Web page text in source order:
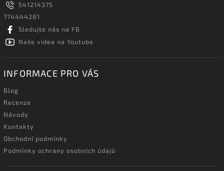
541214375
774444281
Sledujte nás na FB
Naše videa na Youtube
INFORMACE PRO VÁS
Blog
Recenze
Návody
Kontakty
Obchodní podmínky
Podmínky ochrany osobních údajů